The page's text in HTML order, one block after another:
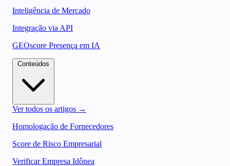
Inteligência de Mercado
Integração via API
GEOscore Presença em IA
Ver todos os artigos →
Homologação de Fornecedores
Score de Risco Empresarial
Verificar Empresa Idônea